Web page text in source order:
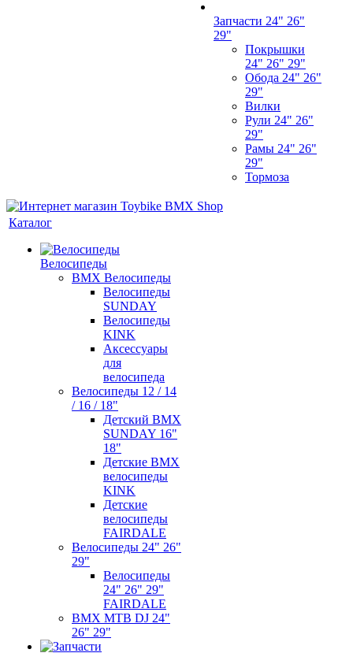
Запчасти 24" 26"
29"
Покрышки
24" 26" 29"
Обода 24" 26"
29"
Вилки
Рули 24" 26"
29"
Рамы 24" 26"
29"
Тормоза
Каталог
Велосипеды
BMX Велосипеды
Велосипеды
SUNDAY
Велосипеды
KINK
Аксессуары
для
велосипеда
Велосипеды 12 / 14
/ 16 / 18"
Детский BMX
SUNDAY 16"
18"
Детские BMX
велосипеды
KINK
Детские
велосипеды
FAIRDALE
Велосипеды 24" 26"
29"
Велосипеды
24" 26" 29"
FAIRDALE
BMX MTB DJ 24"
26" 29"